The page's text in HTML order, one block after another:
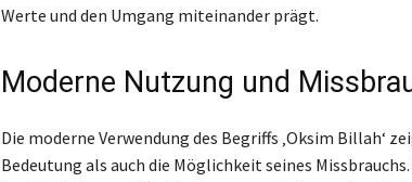
Werte und den Umgang miteinander prägt.
Moderne Nutzung und
Die moderne Verwendung des Begriffs ‚Oksim Billah‘
Bedeutung als auch die Möglichkeit seines